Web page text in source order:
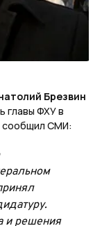
Брезвин
главы ФХУ в
сообщил СМИ:
и решения